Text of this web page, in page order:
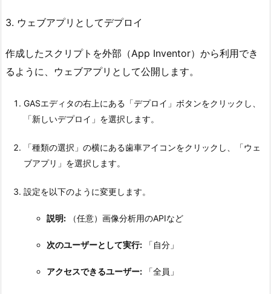
3. ウェブアプリとしてデプロイ
作成したスクリプトを外部（App Inventor）から利用でき
るように、ウェブアプリとして公開します。
GASエディタの右上にある「デプロイ」ボタンをクリックし、
「新しいデプロイ」を選択します。
「種類の選択」の横にある歯車アイコンをクリックし、「ウェ
ブアプリ」を選択します。
設定を以下のように変更します。
説明: （任意）画像分析用のAPIなど
次のユーザーとして実行: 「自分」
アクセスできるユーザー: 「全員」